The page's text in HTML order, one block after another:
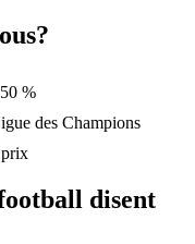
%
des Champions
disent